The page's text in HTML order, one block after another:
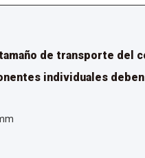
de transporte del
individuales